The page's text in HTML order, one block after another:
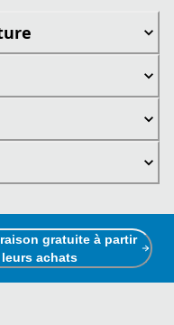
gratuite à partir
achats